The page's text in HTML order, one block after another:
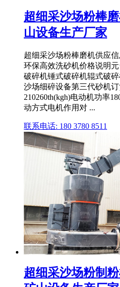
超细采沙场粉棒
山设备生产厂家
超细采沙场粉棒磨机供应
环保高效洗砂机价格说明
破碎机锤式破碎机辊式破
沙场细碎设备第三代砂机
210260th(kgh)电动机功率
动方式电机作用对 ...
联系电话: 180 3780 8511
超细采沙场粉制